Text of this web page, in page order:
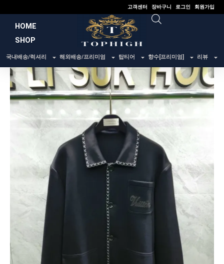
건
너
고객센터 장바구니 로그인 회원가입
HOME
SHOP
국내배송/럭셔리 해외배송/프리미엄 탑티어 향수[프리미엄] 리뷰